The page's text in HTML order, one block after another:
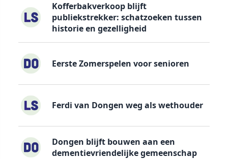
Kofferbakverkoop blijft
publiekstrekker: schatzoeken tussen
historie en gezelligheid
Eerste Zomerspelen voor senioren
Ferdi van Dongen weg als wethouder
Dongen blijft bouwen aan een
dementievriendelijke gemeenschap